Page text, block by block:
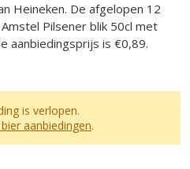
Heineken. De afgelopen 12
Pilsener blik 50cl met
aanbiedingsprijs is €0,89.
is verlopen.
aanbiedingen.